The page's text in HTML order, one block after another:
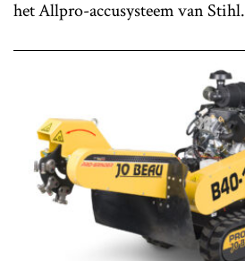
het Allpro-accusysteem van Stihl.